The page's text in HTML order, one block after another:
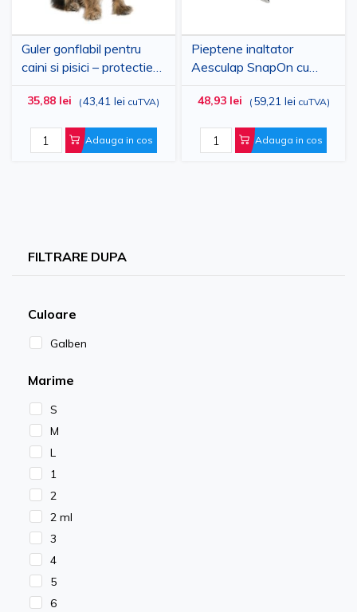
Guler gonflabil pentru
caini si pisici – protectie
rani post-operatorii
35,88 lei (43,41 lei cuTVA)
Adauga in cos
Pieptene inaltator
Aesculap SnapOn cu
clips din otel inox, 3-32
mm
48,93 lei ( 59,21 lei cuTVA)
Adauga in cos
FILTRARE DUPA
Culoare
Galben
Marime
S
M
L
1
2
2 ml
3
4
5
6